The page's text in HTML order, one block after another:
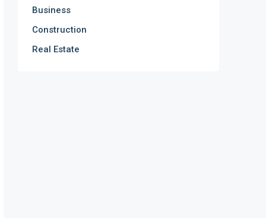
Business
Construction
Real Estate